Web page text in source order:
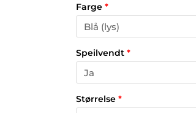
Farge *
Speilvendt *
Størrelse *